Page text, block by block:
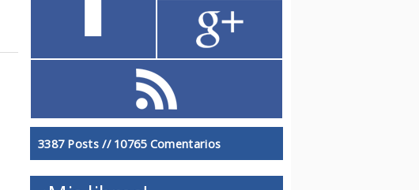
3387 Posts // 10765 Comentarios